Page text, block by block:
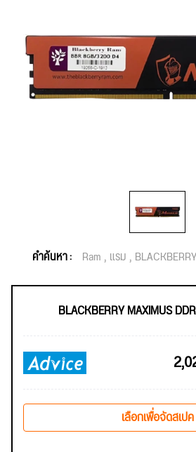
คำค้นหา : Ram แรม BLACKBERRY
BLACKBERRY MAXIMUS
เลือกเพื่อจัดสเปค